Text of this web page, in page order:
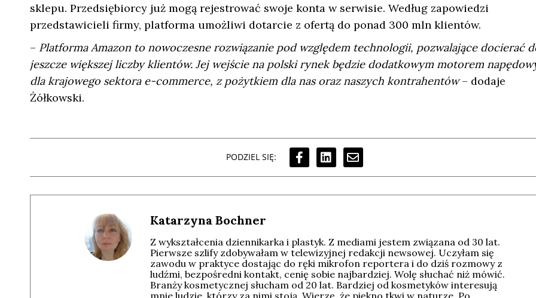
sklepu. Przedsiębiorcy już mogą rejestrować swoje konta w serwisie. Według zapowiedzi
przedstawicieli firmy, platforma umożliwi dotarcie z ofertą do ponad 300 mln klientów.
– Platforma Amazon to nowoczesne rozwiązanie pod względem technologii, pozwalające docierać
jeszcze większej liczby klientów. Jej wejście na polski rynek będzie dodatkowym motorem
dla krajowego sektora e-commerce, z pożytkiem dla nas oraz naszych kontrahentów– dodaje
Żółkowski.
PODZIEL SIĘ:
Katarzyna Bochner
Z wykształcenia dziennikarka i plastyk. Z mediami jestem związana od 30 lat.
Pierwsze szlify zdobywałam w telewizyjnej redakcji newsowej. Uczyłam się
zawodu w praktyce dostając do ręki mikrofon reportera i do dziś rozmowy z
ludźmi, bezpośredni kontakt, cenię sobie najbardziej. Wolę słuchać niż mówić.
Branży kosmetycznej słucham od 20 lat. Bardziej od kosmetyków interesują
mnie ludzie, którzy za nimi stoją. Wierzę, że piękno tkwi w naturze. Po